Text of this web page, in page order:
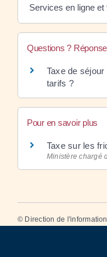
Services en ligne et
Questions ?
Taxe de
tarifs ?
Pour en savoir plus
Taxe sur les
Ministère chargé
© Direction de